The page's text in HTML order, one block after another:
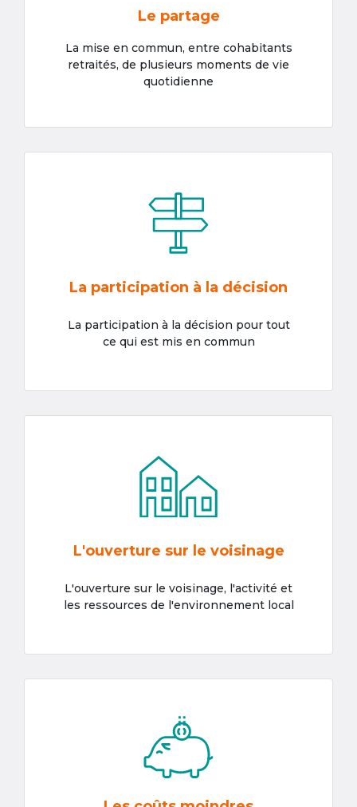
Le partage
La mise en commun, entre cohabitants
retraités, de plusieurs moments de vie
quotidienne
La participation à la décision
La participation à la décision pour tout
ce qui est mis en commun
L'ouverture sur le voisinage
L'ouverture sur le voisinage, l'activité et
les ressources de l'environnement local